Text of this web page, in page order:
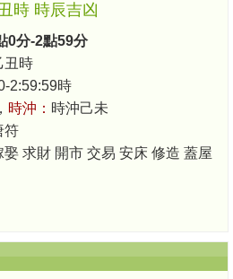
時 時辰吉凶
0分-2點59分
丑時
2:59:59時
時沖： 時沖己未
符
求財 開市 交易 安床 修造 蓋屋